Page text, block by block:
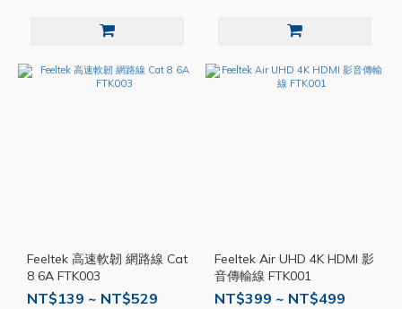
Feeltek 高速軟韌 網路線 Cat
8 6A FTK003
NT$139 ~ NT$529
Feeltek Air UHD 4K HDMI 影
音傳輸線 FTK001
NT$399 ~ NT$499